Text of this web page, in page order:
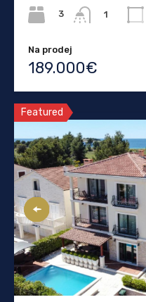
3
1
Na prodej
189.000€
Featured